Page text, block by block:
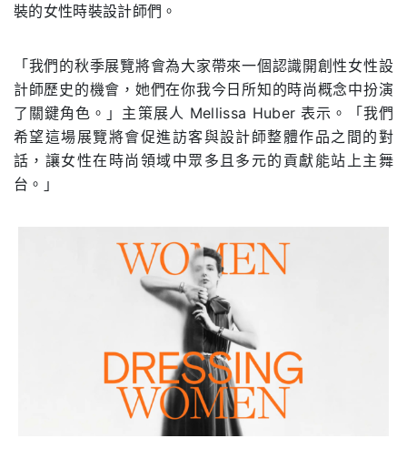
裝的女性時裝設計師們。
「我們的秋季展覽將會為大家帶來一個認識開創性女性設
計師歷史的機會，她們在你我今日所知的時尚概念中扮演
了關鍵角色。」主策展人 Mellissa Huber 表示。「我們
希望這場展覽將會促進訪客與設計師整體作品之間的對
話，讓女性在時尚領域中眾多且多元的貢獻能站上主舞
台。」